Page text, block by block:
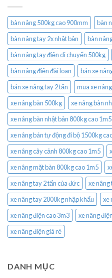
bàn nâng 500kg cao 900mm bàn
bàn nâng tay 2x nhật bản
bàn
bàn nâng tay điện di chuyển 500kg
bàn nâng điện đài loan
bán xe
bán xe nâng tay 2 tấn
mua xe
xe nâng bàn 500kg
xe nâng bàn
xe nâng bàn nhật bản 800kg cao 1m5
xe nâng bán tự động đi bộ 1500kg
xe nâng cây cảnh 800kg cao 1m5
xe nâng mặt bàn 800kg cao 1m5
xe nâng tay 2 tấn của đức
xe nâng
xe nâng tay 2000kg nhập khẩu
xe
xe nâng điện cao 3m3
xe nâng
xe nâng điện giá rẻ
DANH MỤC